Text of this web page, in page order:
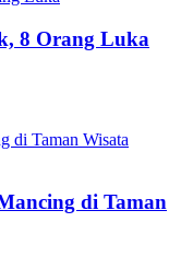
8 Orang Luka
di Taman